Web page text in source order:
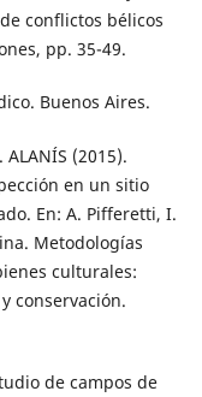
conflictos bélicos
pp. 35-49.
Buenos Aires.
ALANÍS (2015).
en un sitio
En: A. Pifferetti, I.
Metodologías
culturales:
conservación.
de campos de